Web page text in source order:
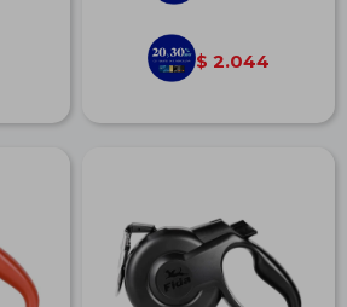
$ 2.044